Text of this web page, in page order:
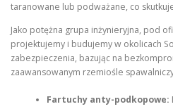
taranowane lub podważane, co
Jako potężna grupa inżynieryjna, pod
projektujemy i budujemy w okolicach
zabezpieczenia, bazując na
zaawansowanym rzemiośle
Fartuchy anty-podkopowe: